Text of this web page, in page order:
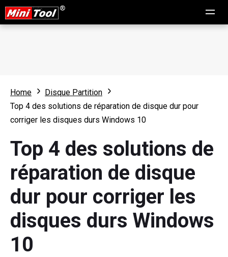
Home
Disque Partition
Top 4 des solutions de réparation de disque dur pour
corriger les disques durs Windows 10
Top 4 des solutions de
réparation de disque
dur pour corriger les
disques durs Windows
10